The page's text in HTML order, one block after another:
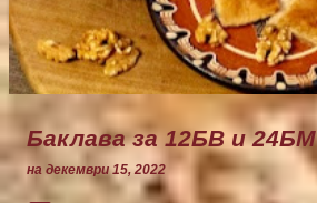
Баклава за 12БВ и 24БМ
на декември 15, 2022